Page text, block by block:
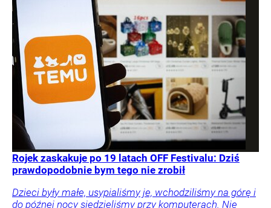
Rojek zaskakuje po 19 latach OFF Festivalu: Dziś
prawdopodobnie bym tego nie zrobił
Dzieci były małe, usypialiśmy je, wchodziliśmy na górę i
do późnej nocy siedzieliśmy przy komputerach. Nie